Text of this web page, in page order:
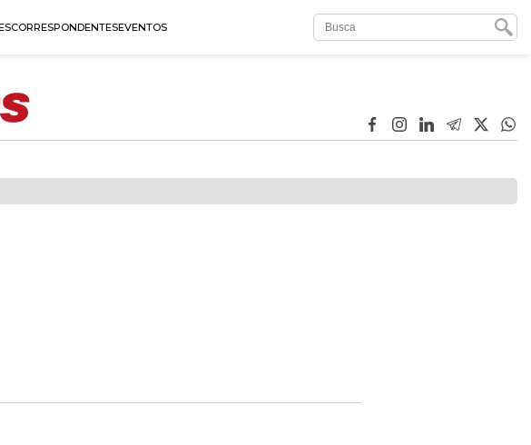
CORRESPONDENTESEVENTOS